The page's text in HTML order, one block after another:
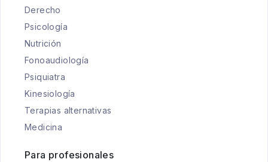
Derecho
Psicología
Nutrición
Fonoaudiología
Psiquiatra
Kinesiología
Terapias alternativas
Medicina
Para profesionales